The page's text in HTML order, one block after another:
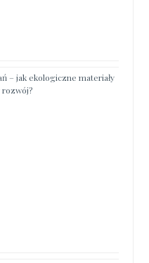
– jak ekologiczne materiały
rozwój?